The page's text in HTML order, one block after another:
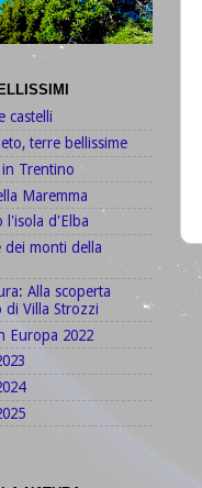
castelli
terre bellissime
Trentino
Maremma
l'isola d'Elba
dei monti della
Alla scoperta
di Villa Strozzi
Europa 2022